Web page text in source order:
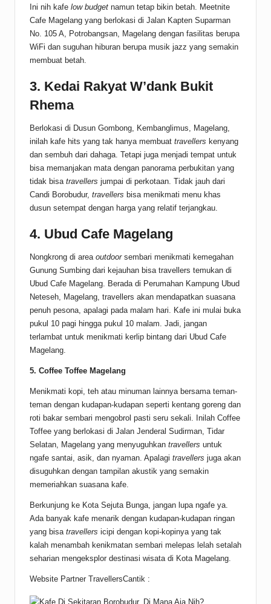
Ini nih kafe low budget namun tetap bikin betah. Meetnite
Cafe Magelang yang berlokasi di Jalan Kapten Suparman
No. 105 A, Potrobangsan, Magelang dengan fasilitas berupa
WiFi dan suguhan hiburan berupa musik jazz yang semakin
membuat betah.
3. Kedai Rakyat W’dank Bukit
Rhema
Berlokasi di Dusun Gombong, Kembanglimus, Magelang,
inilah kafe hits yang tak hanya membuat travellers kenyang
dan sembuh dari dahaga. Tetapi juga menjadi tempat untuk
bisa memanjakan mata dengan panorama perbukitan yang
tidak bisa travellers jumpai di perkotaan. Tidak jauh dari
Candi Borobudur, travellers bisa menikmati menu khas
dusun setempat dengan harga yang relatif terjangkau.
4. Ubud Cafe Magelang
Nongkrong di area outdoorsembari menikmati kemegahan
Gunung Sumbing dari kejauhan bisa travellers temukan di
Ubud Cafe Magelang. Berada di Perumahan Kampung Ubud
Neteseh, Magelang, travellers akan mendapatkan suasana
penuh pesona, apalagi pada malam hari. Kafe ini mulai buka
pukul 10 pagi hingga pukul 10 malam. Jadi, jangan
terlambat untuk menikmati kerlip bintang dari Ubud Cafe
Magelang.
5. Coffee Toffee Magelang
Menikmati kopi, teh atau minuman lainnya bersama teman-
teman dengan kudapan-kudapan seperti kentang goreng dan
roti bakar sembari mengobrol pasti seru sekali. Inilah Coffee
Toffee yang berlokasi di Jalan Jenderal Sudirman, Tidar
Selatan, Magelang yang menyuguhkan travellers untuk
ngafe santai, asik, dan nyaman. Apalagi travellers juga akan
disuguhkan dengan tampilan akustik yang semakin
memeriahkan suasana kafe.
Berkunjung ke Kota Sejuta Bunga, jangan lupa ngafe ya.
Ada banyak kafe menarik dengan kudapan-kudapan ringan
yang bisa travellers icipi dengan kopi-kopinya yang tak
kalah menambah kenikmatan sembari melepas lelah setalah
seharian mengeksplor destinasi wisata di Kota Magelang.
Website Partner TravellersCantik :